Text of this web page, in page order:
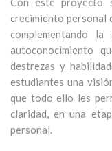
crecimiento personal
complementando la
autoconocimiento
destrezas y
estudiantesuna
que todo ello les
claridad,en una
personal